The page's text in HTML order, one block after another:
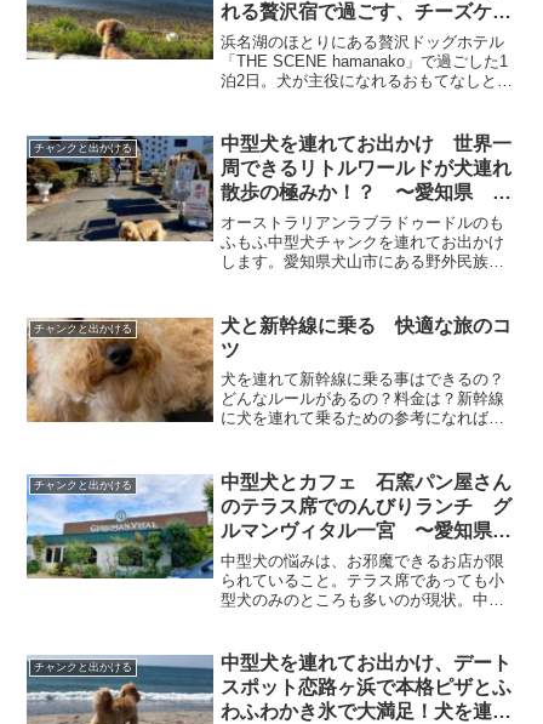
れる贅沢宿で過ごす、チーズケー
キとさわやかで彩る1泊2日〜
浜名湖のほとりにある贅沢ドッグホテル
「THE SCENE hamanako」で過ごした1
泊2日。犬が主役になれるおもてなしと、
す。
チャンクと出かける
中型犬を連れてお出かけ 世界一
周できるリトルワールドが犬連れ
散歩の極みか！？ 〜愛知県 犬
山市〜
オーストラリアンラブラドゥードルのも
ふもふ中型犬チャンクを連れてお出かけ
します。愛知県犬山市にある野外民族博
連れ、犬連れに優しいリピート確実な体
験型野外テーマパークです
チャンクと出かける
犬と新幹線に乗る 快適な旅のコ
ツ
犬を連れて新幹線に乗る事はできるの？
どんなルールがあるの？料金は？新幹線
に犬を連れて乗るための参考になれば幸
チャンクと出かける
中型犬とカフェ 石窯パン屋さん
のテラス席でのんびりランチ グ
ルマンヴィタル一宮 〜愛知県一
宮市〜
中型犬の悩みは、お邪魔できるお店が限
られていること。テラス席であっても小
型犬のみのところも多いのが現状。中型
市にある『グルマンヴィタル一宮店 』さ
んにお邪魔してきました♪
チャンクと出かける
中型犬を連れてお出かけ、デート
スポット恋路ヶ浜で本格ピザとふ
わふわかき氷で大満足！犬を連れ